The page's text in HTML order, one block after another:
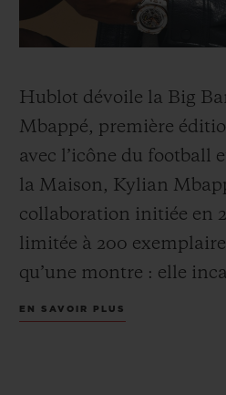
Hublot dévoile la Big
Mbappé, première
avec l’icône du football
la Maison, Kylian
collaboration initiée en
limitée à 200
qu’une montre : elle
d’un champion.
EN SAVOIR PLUS